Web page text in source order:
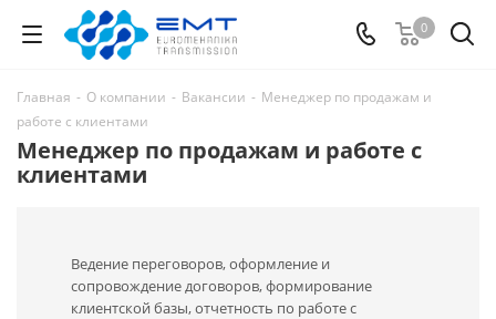
0
Главная - О компании - Вакансии - Менеджер по продажам и
работе с клиентами
Менеджер по продажам и работе с
клиентами
Ведение переговоров, оформление и
сопровождение договоров, формирование
клиентской базы, отчетность по работе с